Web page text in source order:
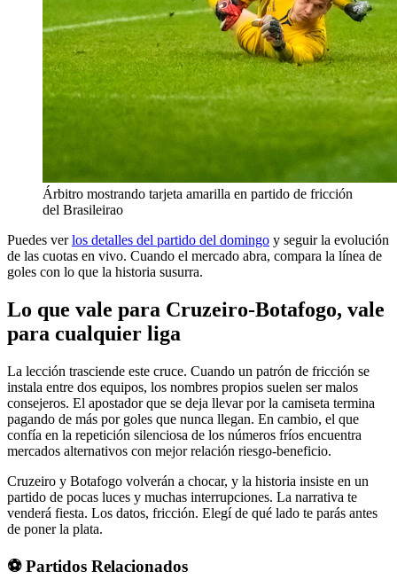
Árbitro mostrando tarjeta amarilla en partido de fricción
del Brasileirao
Puedes verlos detalles del partido del domingo y seguir la evolución
de las cuotas en vivo. Cuando el mercado abra, compara la línea de
goles con lo que la historia susurra.
Lo que vale para Cruzeiro-Botafogo, vale
para cualquier liga
La lección trasciende este cruce. Cuando un patrón de fricción se
instala entre dos equipos, los nombres propios suelen ser malos
consejeros. El apostador que se deja llevar por la camiseta termina
pagando de más por goles que nunca llegan. En cambio, el que
confía en la repetición silenciosa de los números fríos encuentra
mercados alternativos con mejor relación riesgo-beneficio.
Cruzeiro y Botafogo volverán a chocar, y la historia insiste en un
partido de pocas luces y muchas interrupciones. La narrativa te
venderá fiesta. Los datos, fricción. Elegí de qué lado te parás antes
de poner la plata.
⚽ Partidos Relacionados